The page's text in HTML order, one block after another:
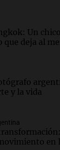
Un
que deja al
y la vida
en